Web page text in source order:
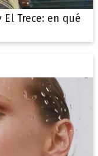
Trece: en qué